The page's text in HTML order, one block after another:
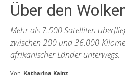
Über den
Mehr als 7.500 Satelliten
zwischen 200 und 36.000
afrikanischer Länder unterwegs.
Von Katharina Kainz -